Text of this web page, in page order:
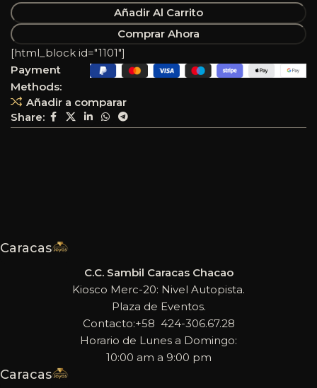
Añadir Al Carrito
Comprar Ahora
Añadir a comparar
Share:
[html_block id="1101"]
Payment
Methods:
Caracas
C.C. Sambil Caracas Chacao
Kiosco Merc-20: Nivel Autopista.
Plaza de Eventos.
Contacto:+58 424-306.67.28
Horario de Lunes a Domingo:
10:00 am a 9:00 pm
Caracas